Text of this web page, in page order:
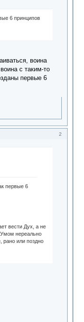
6 принципов
воина
с таким-то
первые 6
2
первые 6
вести Дух, а не
нереально
рано или поздно